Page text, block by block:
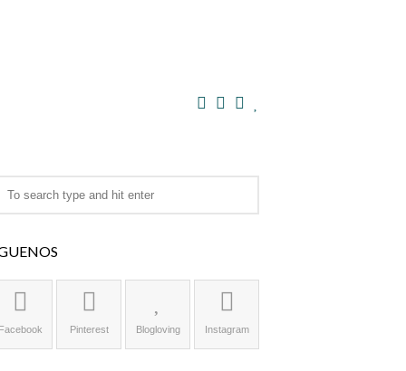
Facebook Pinterest Blogloving Instagram